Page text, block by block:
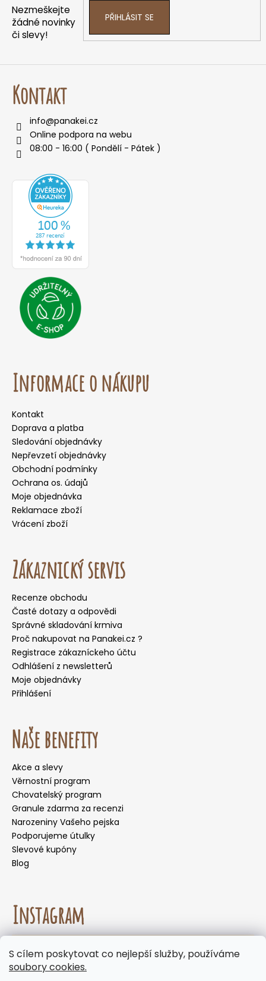
S cílem poskytovat co nejlepší služby, používáme
soubory cookies.
měsíců nedoporučujeme volit doručení do
samoobslužných boxů, kde mohou být zásilky
Nezmeškejte
žádné novinky
či slevy!
PŘIHLÁSIT SE
Kontakt
info@panakei.cz
Online podpora na webu
08:00 - 16:00 ( Pondělí - Pátek )
Informace o nákupu
Kontakt
Doprava a platba
Sledování objednávky
Nepřevzetí objednávky
Obchodní podmínky
Ochrana os. údajů
Moje objednávka
Reklamace zboží
Vrácení zboží
Zákaznický servis
Recenze obchodu
Časté dotazy a odpovědi
Správné skladování krmiva
Proč nakupovat na Panakei.cz ?
Registrace zákazníckeho účtu
Odhlášení z newsletterů
Moje objednávky
Přihlášení
Naše benefity
Akce a slevy
Věrnostní program
Chovatelský program
Granule zdarma za recenzi
Narozeniny Vašeho pejska
Podporujeme útulky
Slevové kupóny
Blog
Instagram
Sledovat na Instagramu